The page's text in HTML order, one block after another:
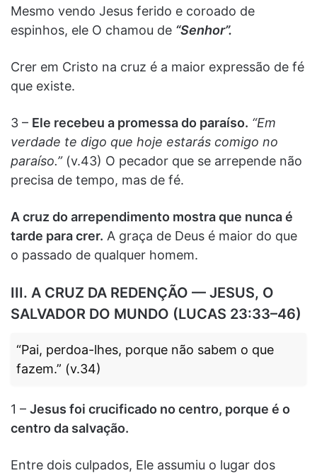
Mesmo vendo Jesus ferido e coroado de
espinhos, ele O chamou de “Senhor”.
Crer em Cristo na cruz é a maior expressão de fé
que existe.
3 – Ele recebeu a promessa do paraíso. “Em
verdade te digo que hoje estarás comigo no
paraíso.”(v.43) O pecador que se arrepende não
precisa de tempo, mas de fé.
A cruz do arrependimento mostra que nunca é
tarde para crer. A graça de Deus é maior do que
o passado de qualquer homem.
III. A CRUZ DA REDENÇÃO — JESUS, O
SALVADOR DO MUNDO (LUCAS 23:33–46)
“Pai, perdoa-lhes, porque não sabem o que
fazem.” (v.34)
1 – Jesus foi crucificado no centro, porque é o
centro da salvação.
Entre dois culpados, Ele assumiu o lugar dos